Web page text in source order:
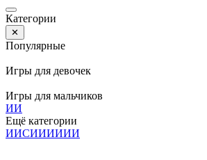
Категории
✕
Популярные
Игры для девочек
Игры для мальчиков
ИИ
Ещё категории
ИИСИИИИИИ